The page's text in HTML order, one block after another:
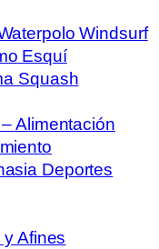
Windsurf
Esquí
Squash
Alimentación
Deportes
Afines